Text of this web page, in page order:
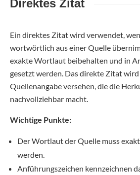
Direktes Zitat
Ein direktes Zitat wird verwendet,
wortwörtlich aus einer Quelle
exakte Wortlaut beibehalten und in
gesetzt werden. Das direkte Zitat
Quellenangabe versehen, die die
nachvollziehbar macht.
Wichtige Punkte:
Der Wortlaut der Quelle muss
werden.
Anführungszeichen kennzeichnen